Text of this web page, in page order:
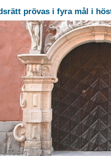
prövas i fyra mål i